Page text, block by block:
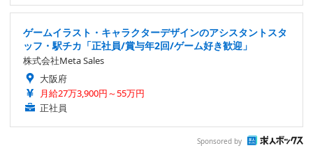
ゲームイラスト・キャラクターデザインのアシスタントスタ
ッフ・駅チカ「正社員/賞与年2回/ゲーム好き歓迎」
株式会社Meta Sales
大阪府
月給27万3,900円～55万円
正社員
Sponsored by